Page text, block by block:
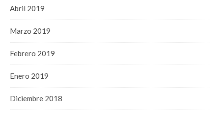
Abril 2019
Marzo 2019
Febrero 2019
Enero 2019
Diciembre 2018